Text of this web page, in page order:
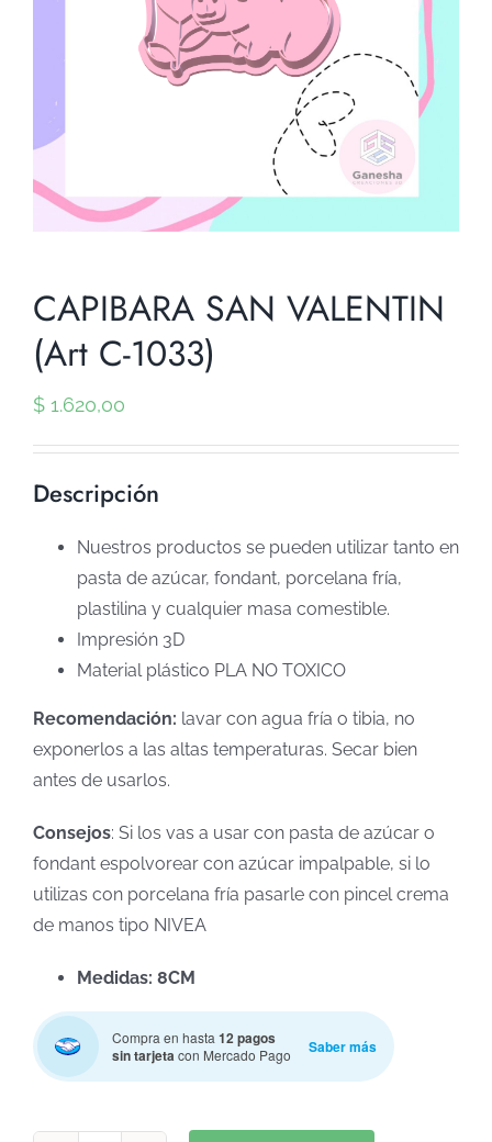
CAPIBARA SAN VALENTIN
(Art C-1033)
$ 1.620,00
Descripción
Nuestros productos se pueden utilizar tanto en
pasta de azúcar, fondant, porcelana fría,
plastilina y cualquier masa comestible.
Impresión 3D
Material plástico PLA NO TOXICO
Recomendación: lavar con agua fría o tibia, no
exponerlos a las altas temperaturas. Secar bien
antes de usarlos.
Consejos: Si los vas a usar con pasta de azúcar o
fondant espolvorear con azúcar impalpable, si lo
utilizas con porcelana fría pasarle con pincel crema
de manos tipo NIVEA
Medidas: 8CM
Compra en hasta12 pagos
sin tarjetacon Mercado Pago Saber más